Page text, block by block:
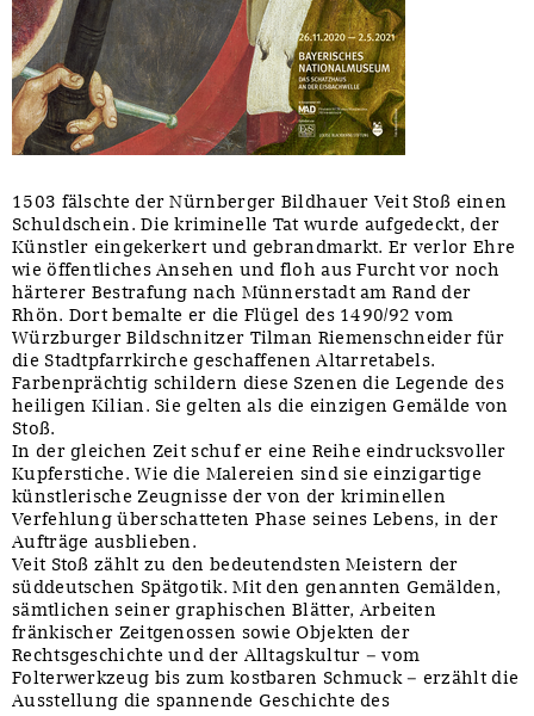
1503 fälschte der Nürnberger Bildhauer Veit Stoß einen
Schuldschein. Die kriminelle Tat wurde aufgedeckt, der
Künstler eingekerkert und gebrandmarkt. Er verlor Ehre
wie öffentliches Ansehen und floh aus Furcht vor noch
härterer Bestrafung nach Münnerstadt am Rand der
Rhön. Dort bemalte er die Flügel des 1490/92 vom
Würzburger Bildschnitzer Tilman Riemenschneider für
die Stadtpfarrkirche geschaffenen Altarretabels.
Farbenprächtig schildern diese Szenen die Legende des
heiligen Kilian. Sie gelten als die einzigen Gemälde von
Stoß.
In der gleichen Zeit schuf er eine Reihe eindrucksvoller
Kupferstiche. Wie die Malereien sind sie einzigartige
künstlerische Zeugnisse der von der kriminellen
Verfehlung überschatteten Phase seines Lebens, in der
Aufträge ausblieben.
Veit Stoß zählt zu den bedeutendsten Meistern der
süddeutschen Spätgotik. Mit den genannten Gemälden,
sämtlichen seiner graphischen Blätter, Arbeiten
fränkischer Zeitgenossen sowie Objekten der
Rechtsgeschichte und der Alltagskultur – vom
Folterwerkzeug bis zum kostbaren Schmuck – erzählt die
Ausstellung die spannende Geschichte des